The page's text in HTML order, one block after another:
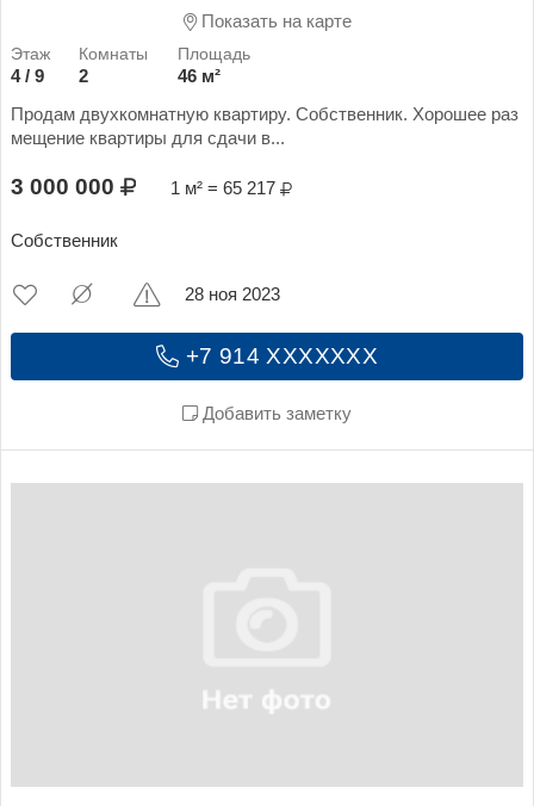
Показать на карте
4 / 9 2
46 м²
Продам двухкомнатную квартиру. Собственник. Хорошее раз
мещение квартиры для сдачи в...
3 000 000 1 м² = 65 217
Собственник
+7 914 XXXXXXX
Добавить заметку
28 ноя 2023